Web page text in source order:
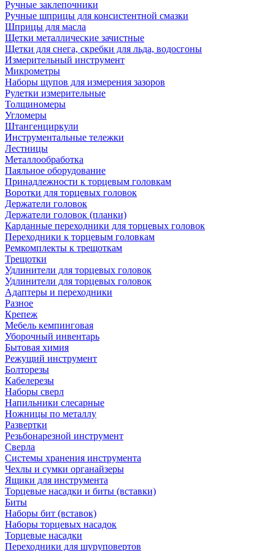
Ручные заклепочники
Ручные шприцы для консистентной смазки
Шприцы для масла
Щетки металлические зачистные
Щетки для снега, скребки для льда, водосгоны
Измерительный инструмент
Микрометры
Наборы щупов для измерения зазоров
Рулетки измерительные
Толщиномеры
Угломеры
Штангенциркули
Инструментальные тележки
Лестницы
Металлообработка
Паяльное оборудование
Принадлежности к торцевым головкам
Воротки для торцевых головок
Держатели головок
Держатели головок (планки)
Карданные переходники для торцевых головок
Переходники к торцевым головкам
Ремкомплекты к трещоткам
Трещотки
Удлинители для торцевых головок
Удлинители для торцевых головок
Адаптеры и переходники
Разное
Крепеж
Мебель кемпинговая
Уборочный инвентарь
Бытовая химия
Режущий инструмент
Болторезы
Кабелерезы
Наборы сверл
Напильники слесарные
Ножницы по металлу
Развертки
Резьбонарезной инструмент
Сверла
Системы хранения инструмента
Чехлы и сумки органайзеры
Ящики для инструмента
Торцевые насадки и биты (вставки)
Биты
Наборы бит (вставок)
Наборы торцевых насадок
Торцевые насадки
Переходники для шуруповертов